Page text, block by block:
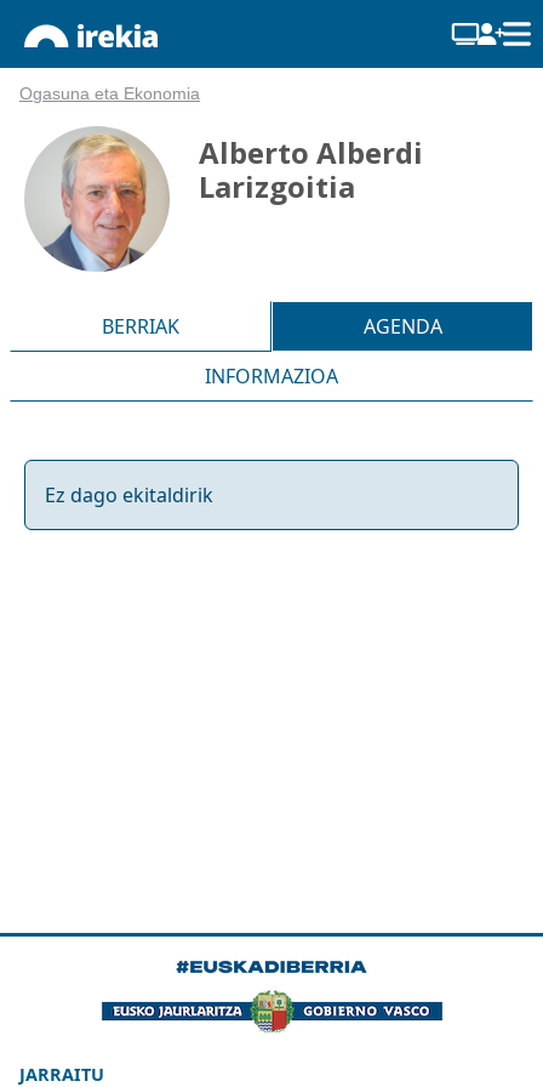
Ogasuna eta Ekonomia
Alberto Alberdi
Larizgoitia
BERRIAK
AGENDA
INFORMAZIOA
Ez dago ekitaldirik
JARRAITU